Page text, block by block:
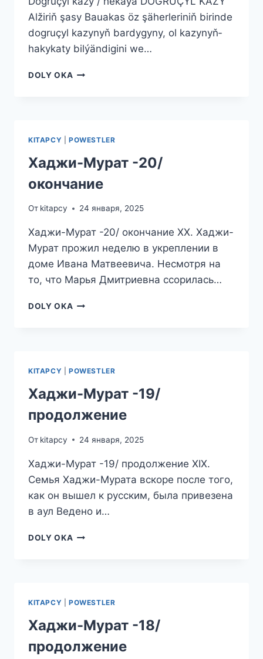
Alži­riň­ şa­sy­ Baua­kas­ öz­ şä­her­le­ri­niň­ bi­rin­de
dog­ru­çyl kazynyň­ bardy­gy­ny,­ ol­ ka­zy­nyň­
haky­ka­ty­ bil­ýän­di­gi­ni­ we…
DOLY OKA DOGRUÇYL
KITAPCY POWESTLER
Хаджи-Мурат -20/
окончание
От kitapcy 24 января, 2025
Хаджи-Мурат -20/ окончание XX. Хаджи-
Мурат прожил неделю в укреплении в
доме Ивана Матвеевича. Несмотря на
то, что Марья Дмитриевна ссорилась…
DOLY OKA ХАДЖИ-
KITAPCY POWESTLER
Хаджи-Мурат -19/
продолжение
От kitapcy 24 января, 2025
Хаджи-Мурат -19/ продолжение XIX.
Семья Хаджи-Мурата вскоре после того,
как он вышел к русским, была привезена
в аул Ведено и…
DOLY OKA ХАДЖИ-
KITAPCY POWESTLER
Хаджи-Мурат -18/
продолжение